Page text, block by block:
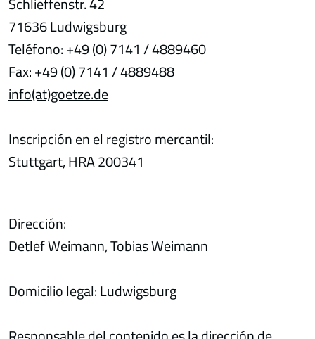
71636 Ludwigsburg
Teléfono: +49 (0) 7141 / 4889460
Fax: +49 (0) 7141 / 4889488
info(at)goetze.de
Inscripción en el registro mercantil:
Stuttgart, HRA 200341
Dirección:
Detlef Weimann, Tobias Weimann
Domicilio legal: Ludwigsburg